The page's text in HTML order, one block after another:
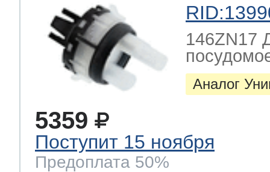
146ZN17
Аналог
5359
Поступит 15 ноября
Предоплата 50%